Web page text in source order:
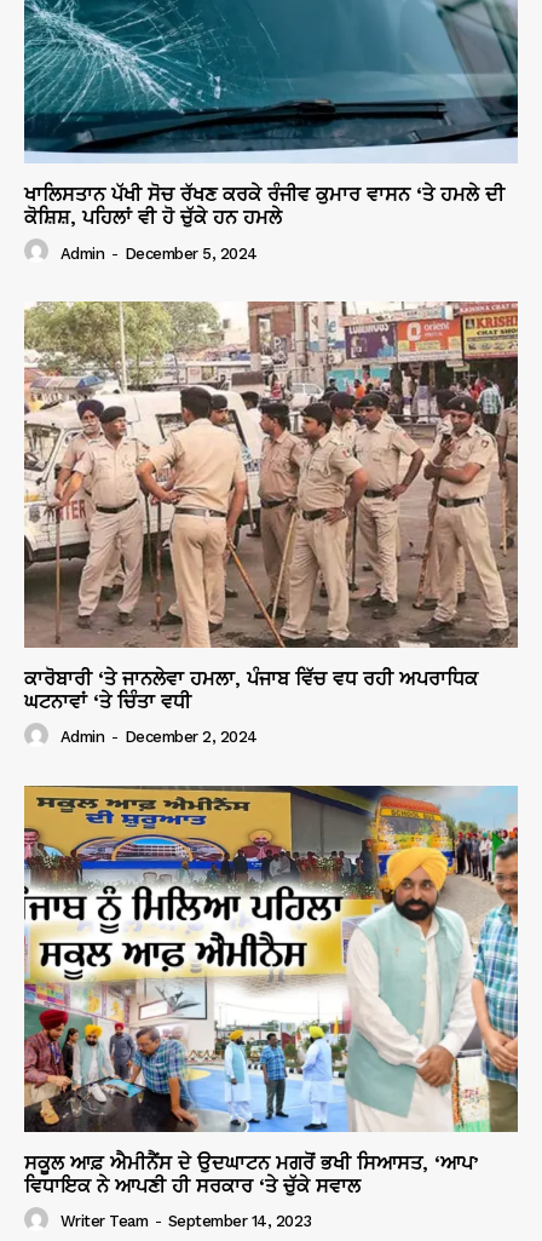
ਖਾਲਿਸਤਾਨ ਪੱਖੀ ਸੋਚ ਰੱਖਣ ਕਰਕੇ ਰੰਜੀਵ ਕੁਮਾਰ ਵਾਸਨ ‘ਤੇ ਹਮਲੇ ਦੀ
ਕੋਸ਼ਿਸ਼, ਪਹਿਲਾਂ ਵੀ ਹੋ ਚੁੱਕੇ ਹਨ ਹਮਲੇ
Admin - December 5, 2024
ਕਾਰੋਬਾਰੀ ‘ਤੇ ਜਾਨਲੇਵਾ ਹਮਲਾ, ਪੰਜਾਬ ਵਿੱਚ ਵਧ ਰਹੀ ਅਪਰਾਧਿਕ
ਘਟਨਾਵਾਂ ‘ਤੇ ਚਿੰਤਾ ਵਧੀ
Admin - December 2, 2024
ਸਕੂਲ ਆਫ਼ ਐਮੀਨੈਂਸ ਦੇ ਉਦਘਾਟਨ ਮਗਰੋਂ ਭਖੀ ਸਿਆਸਤ, ‘ਆਪ’
ਵਿਧਾਇਕ ਨੇ ਆਪਣੀ ਹੀ ਸਰਕਾਰ ‘ਤੇ ਚੁੱਕੇ ਸਵਾਲ
Writer Team - September 14, 2023